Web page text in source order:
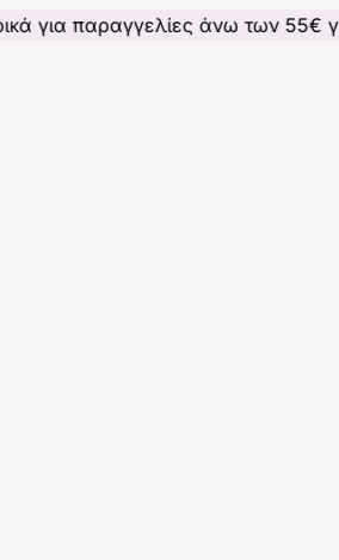
άνω των 55€ για Ελλάδα